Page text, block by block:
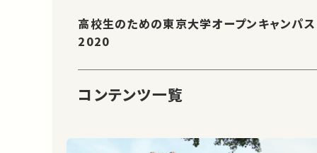
高校生のための東京大学オープンキャンパス
2020
コンテンツ一覧